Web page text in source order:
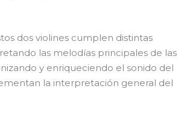
dos violines cumplen distintas
las melodías principales de las
y enriqueciendo el sonido del
la interpretación general del